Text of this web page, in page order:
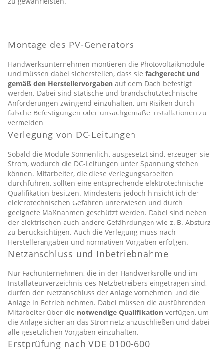
Montage des PV-Generators
Handwerksunternehmen montieren die Photovoltaikmodule
und müssen dabei sicherstellen, dass sie fachgerecht und
gemäß den Herstellervorgaben auf dem Dach befestigt
werden. Dabei sind statische und brandschutztechnische
Anforderungen zwingend einzuhalten, um Risiken durch
falsche Befestigungen oder unsachgemäße Installationen zu
vermeiden.
Verlegung von DC-Leitungen
Sobald die Module Sonnenlicht ausgesetzt sind, erzeugen sie
Strom, wodurch die DC-Leitungen unter Spannung stehen
können. Mitarbeiter, die diese Verlegungsarbeiten
durchführen, sollten eine entsprechende elektrotechnische
Qualifikation besitzen. Mindestens jedoch hinsichtlich der
elektrotechnischen Gefahren unterwiesen und durch
geeignete Maßnahmen geschützt werden. Dabei sind neben
der elektrischen auch andere Gefährdungen wie z. B. Absturz
zu berücksichtigen. Auch die Verlegung muss nach
Herstellerangaben und normativen Vorgaben erfolgen.
Netzanschluss und Inbetriebnahme
Nur Fachunternehmen, die in der Handwerksrolle und im
Installateurverzeichnis des Netzbetreibers eingetragen sind,
dürfen den Netzanschluss der Anlage vornehmen und die
Anlage in Betrieb nehmen. Dabei müssen die ausführenden
Mitarbeiter über die notwendige Qualifikation verfügen, um
die Anlage sicher an das Stromnetz anzuschließen und dabei
alle gesetzlichen Vorgaben einzuhalten.
Erstprüfung nach VDE 0100-600